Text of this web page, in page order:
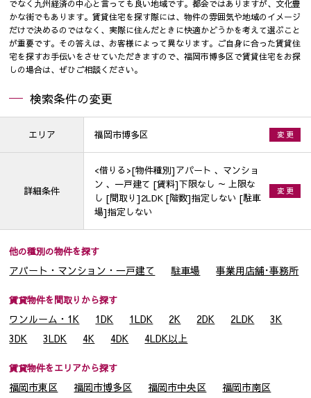
でなく九州経済の中心と言っても良い地域です。都会ではありますが、文化豊
かな街でもあります。賃貸住宅を探す際には、物件の雰囲気や地域のイメージ
だけで決めるのではなく、実際に住んだときに快適かどうかを考えて選ぶこと
が重要です。その答えは、お客様によって異なります。ご自身に合った賃貸住
宅を探すお手伝いをさせていただきますので、福岡市博多区で賃貸住宅をお探
しの場合は、ぜひご相談ください。
検索条件の変更
エリア 福岡市博多区 変 更
詳細条件
<借りる>[物件種別]アパート 、マンショ
ン 、一戸建て [賃料]下限なし ～ 上限な
し [間取り]2LDK [階数]指定しない [駐車
場]指定しない
変 更
他の種別の物件を探す
アパート・マンション・一戸建て 駐車場 事業用店舗･事務所
賃貸物件を間取りから探す
ワンルーム・1K 1DK 1LDK 2K 2DK 2LDK
3K
3DK
3LDK 4K 4DK 4LDK以上
賃貸物件をエリアから探す
福岡市東区 福岡市博多区 福岡市中央区
福岡市南区